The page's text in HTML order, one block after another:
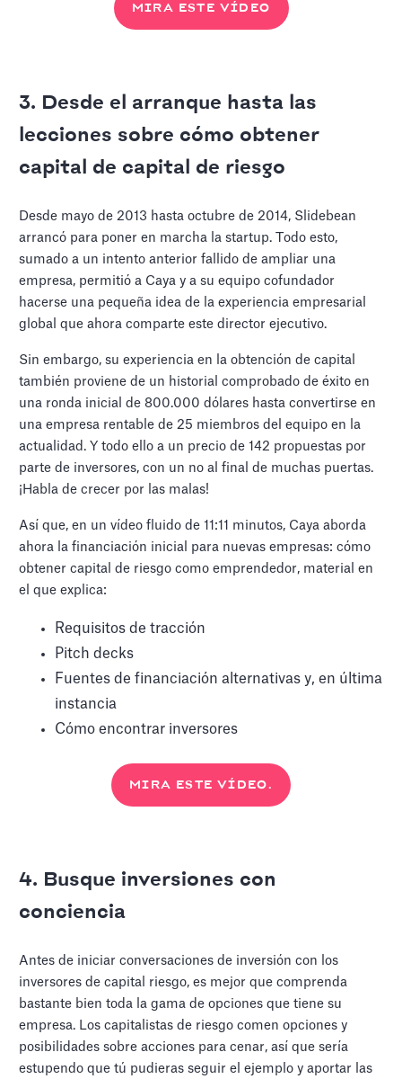
MIRA ESTE VÍDEO
3. Desde el arranque hasta las
lecciones sobre cómo obtener
capital de capital de riesgo
Desde mayo de 2013 hasta octubre de 2014, Slidebean
arrancó para poner en marcha la startup. Todo esto,
sumado a un intento anterior fallido de ampliar una
empresa, permitió a Caya y a su equipo cofundador
hacerse una pequeña idea de la experiencia empresarial
global que ahora comparte este director ejecutivo.
Sin embargo, su experiencia en la obtención de capital
también proviene de un historial comprobado de éxito en
una ronda inicial de 800.000 dólares hasta convertirse en
una empresa rentable de 25 miembros del equipo en la
actualidad. Y todo ello a un precio de 142 propuestas por
parte de inversores, con un no al final de muchas puertas.
¡Habla de crecer por las malas!
Así que, en un vídeo fluido de 11:11 minutos, Caya aborda
ahora la financiación inicial para nuevas empresas: cómo
obtener capital de riesgo como emprendedor, material en
el que explica:
Requisitos de tracción
Pitch decks
Fuentes de financiación alternativas y, en última
instancia
Cómo encontrar inversores
MIRA ESTE VÍDEO.
4. Busque inversiones con
conciencia
Antes de iniciar conversaciones de inversión con los
inversores de capital riesgo, es mejor que comprenda
bastante bien toda la gama de opciones que tiene su
empresa. Los capitalistas de riesgo comen opciones y
posibilidades sobre acciones para cenar, así que sería
estupendo que tú pudieras seguir el ejemplo y aportar las